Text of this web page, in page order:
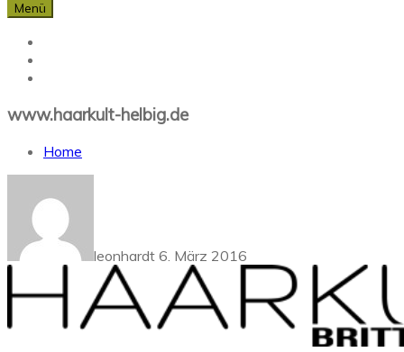
Menü
www.haarkult-helbig.de
Home
leonhardt 6. März 2016